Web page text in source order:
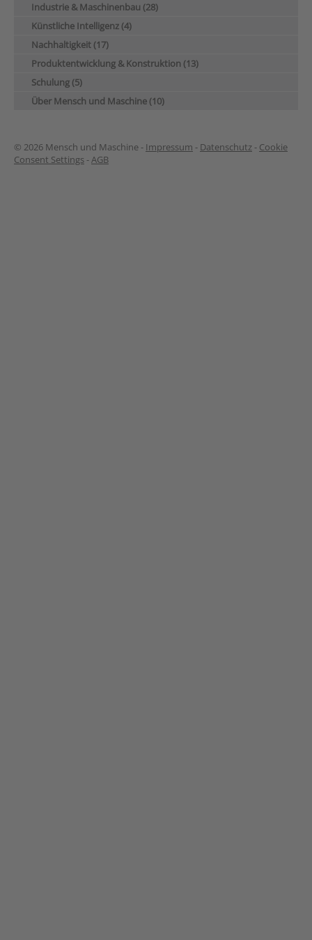
Industrie & Maschinenbau (28)
Künstliche Intelligenz (4)
Nachhaltigkeit (17)
Produktentwicklung & Konstruktion (13)
Schulung (5)
Über Mensch und Maschine (10)
© 2026 Mensch und Maschine - Impressum - Datenschutz- Cookie
Consent Settings-AGB